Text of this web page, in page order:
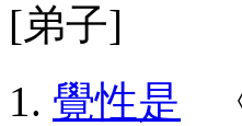
[弟子]
覺性是